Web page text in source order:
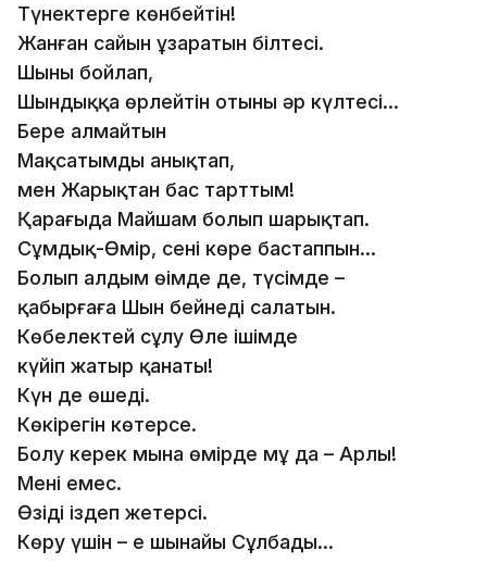
Түнектерге көнбейтін!
Жанған сайын ұзаратын білтесі.
Шыны бойлап,
Шындыққа өрлейтін отының әр күлтесі...
Бере алмайтын
Мақсатымды анықтап,
мен Жарықтан бас тарттым!
Қараңғыда Майшам болып шарықтап.
Сұмдық-Өмір, сені көре бастаппын...
Болып алдым өңімде де, түсімде –
қабырғаға Шын бейнеңді салатын.
Көбелектей сұлу Өлең ішімде
күйіп жатыр қанаты!
Күн де өшеді.
Көкірегін көтерсе.
Болу керек мына өмірде мұң да – Арлы!
Мені емес.
Өзіңді іздеп жетерсің.
Көру үшін – ең шынайы Сұлбаңды...